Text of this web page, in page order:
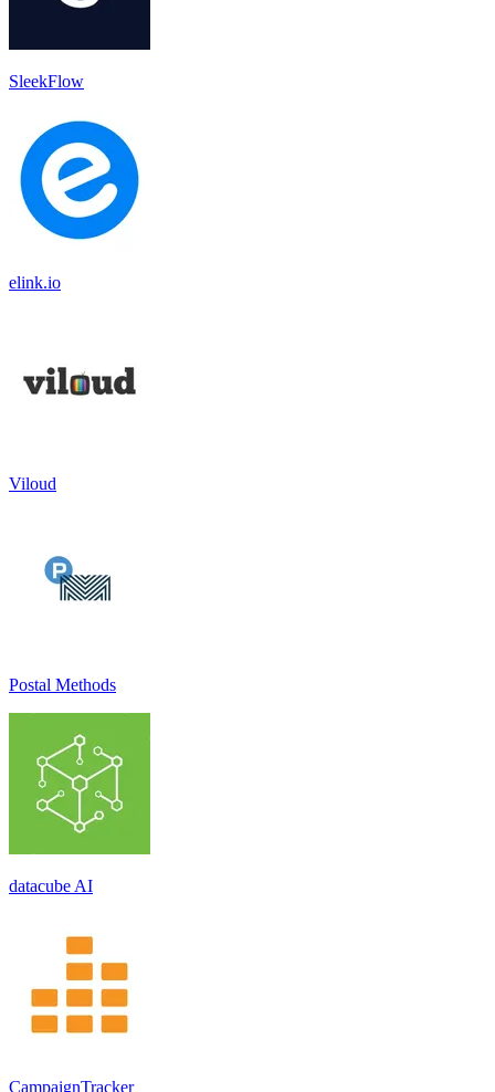
SleekFlow
elink.io
Viloud
Postal Methods
datacube AI
CampaignTracker